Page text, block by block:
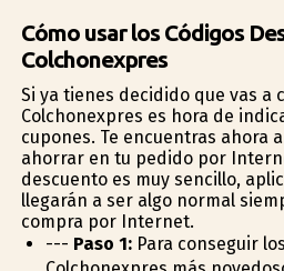
Cómo usar los Códigos
Colchonexpres
Si ya tienes decidido que vas a
Colchonexpres es hora de
cupones. Te encuentras ahora
ahorrar en tu pedido por
descuento es muy sencillo,
llegarán a ser algo normal
compra por Internet.
--- Paso 1:Para conseguir